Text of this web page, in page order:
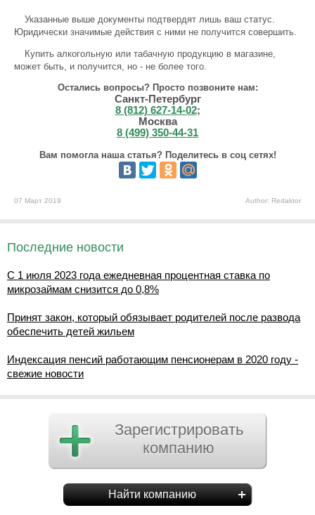
Указанные выше документы подтвердят лишь ваш статус.
Юридически значимые действия с ними не получится совершить.
Купить алкогольную или табачную продукцию в магазине,
может быть, и получится, но - не более того.
Остались вопросы? Просто позвоните нам:
Санкт-Петербург
8 (812) 627-14-02;
Москва
8 (499) 350-44-31
Вам помогла наша статья? Поделитесь в соц сетях!
07 Март 2019 Author: Redaktor
Последние новости
С 1 июля 2023 года ежедневная процентная ставка по
микрозаймам снизится до 0,8%
Принят закон, который обязывает родителей после развода
обеспечить детей жильем
Индексация пенсий работающим пенсионерам в 2020 году -
свежие новости
Зарегистрировать
компанию
Найти компанию